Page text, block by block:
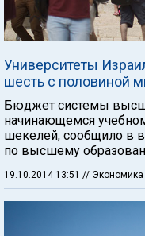
Университеты
шесть с половиной
Бюджет системы
начинающемся
шекелей, сообщило в
по высшему
19.10.2014 13:51 // Экономика